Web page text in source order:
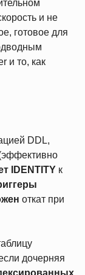
и не
готовое для
и то, как
DDL,
IDENTITY к
откат при
дочерняя